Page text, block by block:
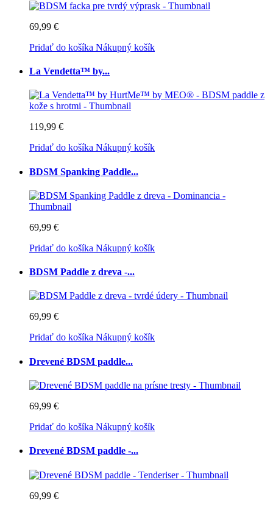
69,99 €
Pridať do košíka Nákupný košík
La Vendetta™ by...
119,99 €
Pridať do košíka Nákupný košík
BDSM Spanking Paddle...
69,99 €
Pridať do košíka Nákupný košík
BDSM Paddle z dreva -...
69,99 €
Pridať do košíka Nákupný košík
Drevené BDSM paddle...
69,99 €
Pridať do košíka Nákupný košík
Drevené BDSM paddle -...
69,99 €